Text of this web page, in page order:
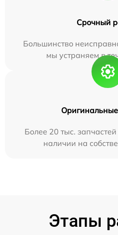
Срочный
Большинство
мы устраняем в
Более 20 тыс.
наличии на
Этапы